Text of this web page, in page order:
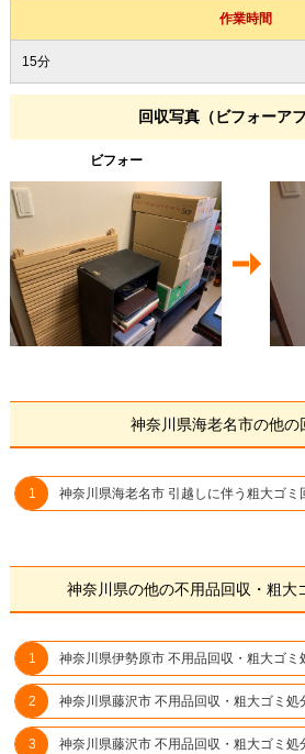
作業時間
15分
回収写真（ビフォーアフ
ビフォー
神奈川県海老名市の他の
神奈川県海老名市 引越しに伴う粗大ゴミ
神奈川県の他の不用品回収・粗大
神奈川県伊勢原市 不用品回収・粗大ゴミ
神奈川県藤沢市 不用品回収・粗大ゴミ処
神奈川県藤沢市 不用品回収・粗大ゴミ処